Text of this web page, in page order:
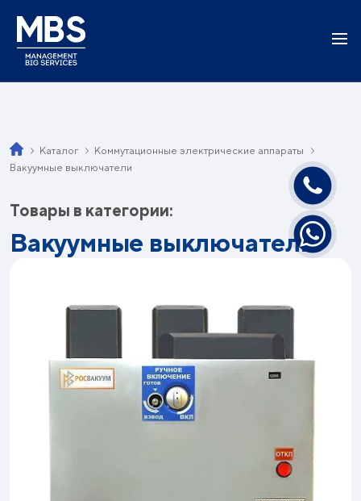
Каталог
Коммутационные электрические аппараты
Вакуумные выключатели
Товары в категории:
Вакуумные выключатели